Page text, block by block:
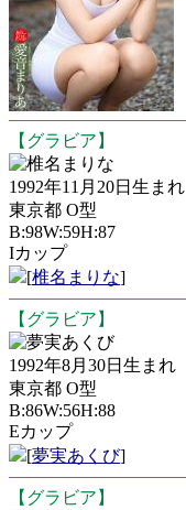
【グラビア】
椎名まりな
1992年11月20日生まれ
東京都 O型
B:98W:59H:87
Iカップ
[椎名まりな]
【グラビア】
夢実あくび
1992年8月30日生まれ
東京都 O型
B:86W:56H:88
Eカップ
[夢実あくび]
【グラビア】